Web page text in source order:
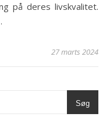
på deres livskvalitet.
27 marts 2024
Søg